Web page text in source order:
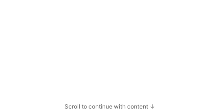
Scroll to continue with content ↓